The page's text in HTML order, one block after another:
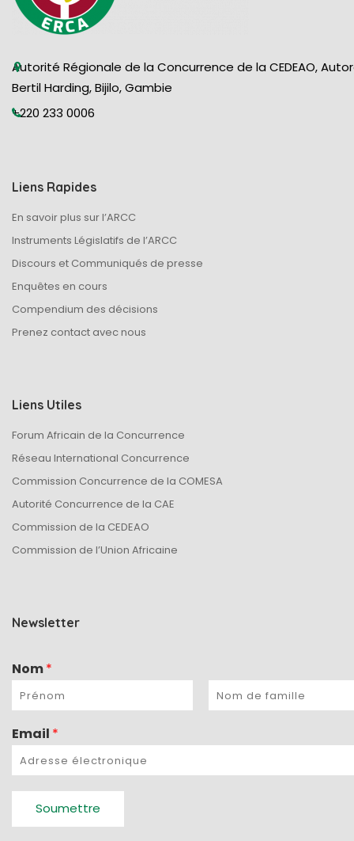
Autorité Régionale de la Concurrence de la CEDEAO,
Bertil Harding, Bijilo, Gambie
+220 233 0006
Liens Rapides
En savoir plus sur l’ARCC
Instruments Législatifs de l’ARCC
Discours et Communiqués de presse
Enquêtes en cours
Compendium des décisions
Prenez contact avec nous
Liens Utiles
Forum Africain de la Concurrence
Réseau International Concurrence
Commission Concurrence de la COMESA
Autorité Concurrence de la CAE
Commission de la CEDEAO
Commission de l’Union Africaine
Newsletter
Nom*
Email *
Soumettre